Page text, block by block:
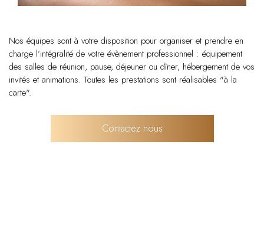
Nos équipes sont à votre disposition pour organiser et prendre en
charge l’intégralité de votre évènement professionnel : équipement
des salles de réunion, pause, déjeuner ou dîner, hébergement de vos
invités et animations. Toutes les prestations sont réalisables "à la
carte".
Contactez nous